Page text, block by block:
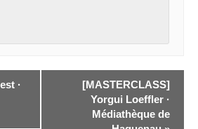
·
[MASTERCLASS]
Yorgui Loeffler ·
Médiathèque de